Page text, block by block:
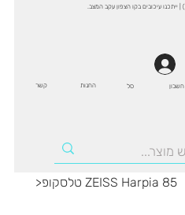
חשבון סל קשר החנות
> טלסקופ ZEISS Harpia 85